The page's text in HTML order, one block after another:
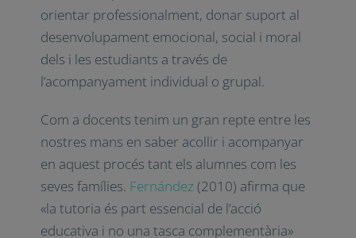
afirma que l’acció tutorial és atendre les
necessitats personals, afavorir l’autonomia,
orientar professionalment, donar suport al
desenvolupament emocional, social i moral
l’acompanyament individual o grupal.
Com a docents tenim un gran repte entre
les nostres mans en saber acollir i
acompanyar en aquest procés tant els
alumnes com les seves famílies.Fernández